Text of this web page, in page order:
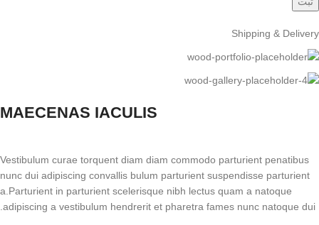
Shipping & Delivery
MAECENAS IACULIS
Vestibulum curae torquent diam diam commodo parturient penatibus
nunc dui adipiscing convallis bulum parturient suspendisse parturient
a.Parturient in parturient scelerisque nibh lectus quam a natoque
adipiscing a vestibulum hendrerit et pharetra fames nunc natoque dui.